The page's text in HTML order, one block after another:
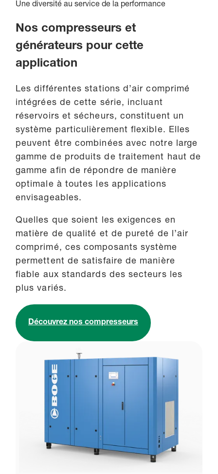
Une diversité au service de la performance
Nos compresseurs et
générateurs pour cette
application
Les différentes stations d’air comprimé
intégrées de cette série, incluant
réservoirs et sécheurs, constituent un
système particulièrement flexible. Elles
peuvent être combinées avec notre large
gamme de produits de traitement haut de
gamme afin de répondre de manière
optimale à toutes les applications
envisageables.
Quelles que soient les exigences en
matière de qualité et de pureté de l’air
comprimé, ces composants système
permettent de satisfaire de manière
fiable aux standards des secteurs les
plus variés.
Découvrez nos compresseurs